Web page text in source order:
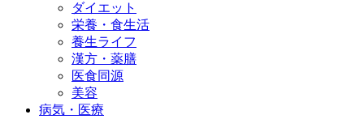
ダイエット
栄養・食生活
養生ライフ
漢方・薬膳
医食同源
美容
病気・医療